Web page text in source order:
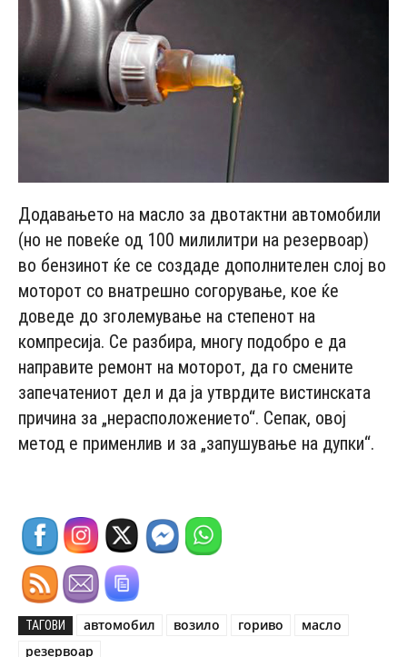
Додавањето на масло за двотактни автомобили
(но не повеќе од 100 милилитри на резервоар)
во бензинот ќе се создаде дополнителен слој во
моторот со внатрешно согорување, кое ќе
доведе до зголемување на степенот на
компресија. Се разбира, многу подобро е да
направите ремонт на моторот, да го смените
запечатениот дел и да ја утврдите вистинската
причина за „нерасположението“. Сепак, овој
метод е применлив и за „запушување на дупки“.
ТАГОВИ автомобил возило гориво
масло
резервоар